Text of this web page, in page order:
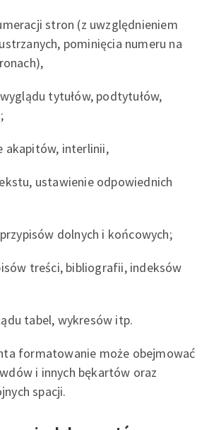
stron (z uwzględnieniem
pominięcia numeru na
tytułów, podtytułów,
akapitów, interlinii,
ustawienie odpowiednich
dolnych i końcowych;
treści, bibliografii, indeksów
tabel, wykresów itp.
formatowanie może obejmować
i innych bękartów oraz
spacji.